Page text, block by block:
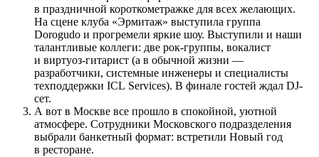
в праздничной короткометражке для всех желающих.
На сцене клуба «Эрмитаж» выступила группа
Dorogudo и прогремели яркие шоу. Выступили и наши
талантливые коллеги: две рок-группы, вокалист
и виртуоз-гитарист (а в обычной жизни —
разработчики, системные инженеры и специалисты
техподдержки ICL Services). В финале гостей ждал DJ-
сет.
А вот в Москве все прошло в спокойной, уютной
атмосфере. Сотрудники Московского подразделения
выбрали банкетный формат: встретили Новый год
в ресторане.